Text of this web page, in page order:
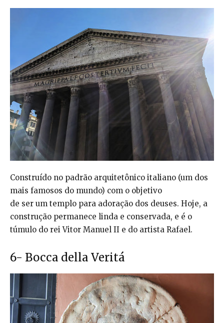
Construído no padrão arquitetônico italiano (um dos
mais famosos do mundo) com o objetivo
de ser um templo para adoração dos deuses. Hoje, a
construção permanece linda e conservada, e é o
túmulo do rei Vitor Manuel II e do artista Rafael.
6- Bocca della Veritá